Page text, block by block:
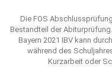
Die FOS
Bestandteil der
Bayern 2021 IBV kann
während des
Kurzarbeit oder